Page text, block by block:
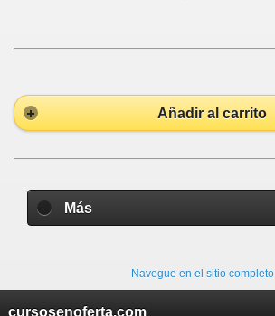
Añadir al carrito
Más
Navegue en el sitio completo
cursosenoferta.com